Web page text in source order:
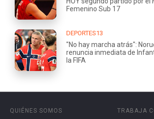
Femenino Sub 17
DEPORTES13
"No hay marcha atrás":
renuncia inmediata de
la FIFA
QUIÉNES SOMOS
TRABAJA